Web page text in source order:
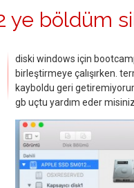
ye böldüm
diski windows için
birleştirmeye çalışırken.
kayboldu geri
gb uçtu yardım eder